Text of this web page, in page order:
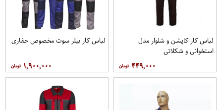
لباس کار کاپشن و شلوار مدل
استخوانی و شکلاتی
۴۴۹,۰۰۰
لباس کار بیلر سوت مخصوص حفاری
۱,۹۰۰,۰۰۰